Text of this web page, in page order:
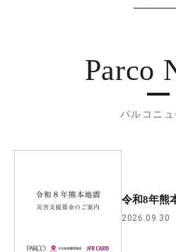
Parco
パルコニュ
令和8年熊
2026.09.30